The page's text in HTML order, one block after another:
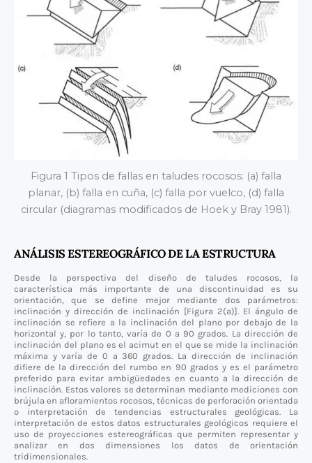
Figura 1 Tipos de fallas en taludes rocosos: (a) falla
planar, (b) falla en cuña, (c) falla por vuelco, (d) falla
circular (diagramas modificados de Hoek y Bray 1981).
ANÁLISIS ESTEREOGRÁFICO DE LA ESTRUCTURA
Desde la perspectiva del diseño de taludes rocosos, la
característica más importante de una discontinuidad es su
orientación, que se define mejor mediante dos parámetros:
inclinación y dirección de inclinación [Figura 2(a)]. El ángulo de
inclinación se refiere a la inclinación del plano por debajo de la
horizontal y, por lo tanto, varía de 0 a 90 grados. La dirección de
inclinación del plano es el acimut en el que se mide la inclinación
máxima y varía de 0 a 360 grados. La dirección de inclinación
difiere de la dirección del rumbo en 90 grados y es el parámetro
preferido para evitar ambigüedades en cuanto a la dirección de
inclinación. Estos valores se determinan mediante mediciones con
brújula en afloramientos rocosos, técnicas de perforación orientada
o interpretación de tendencias estructurales geológicas. La
interpretación de estos datos estructurales geológicos requiere el
uso de proyecciones estereográficas que permiten representar y
analizar en dos dimensiones los datos de orientación
tridimensionales.